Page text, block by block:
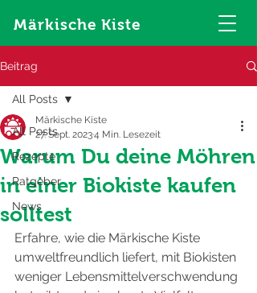
Märkische Kiste
Beitrag
All Posts
Rezepte
Ratgeber
News
All Posts
Warum Du deine Möhren
in einer Biokiste kaufen
solltest
Märkische Kiste
27. Sept. 20234 Min. Lesezeit
Erfahre, wie die Märkische Kiste
umweltfreundlich liefert, mit Biokisten
weniger Lebensmittelverschwendung